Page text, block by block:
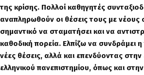
της κρίσης. Πολλοί καθηγητές
αναπληρωθούν οι θέσεις τους με νέους
σημαντικό να σταματήσει και να
καθοδική πορεία. Ελπίζω να συνδράμει η
νέες θέσεις, αλλά και επενδύοντας
ελληνικού πανεπιστημίου, όπως και